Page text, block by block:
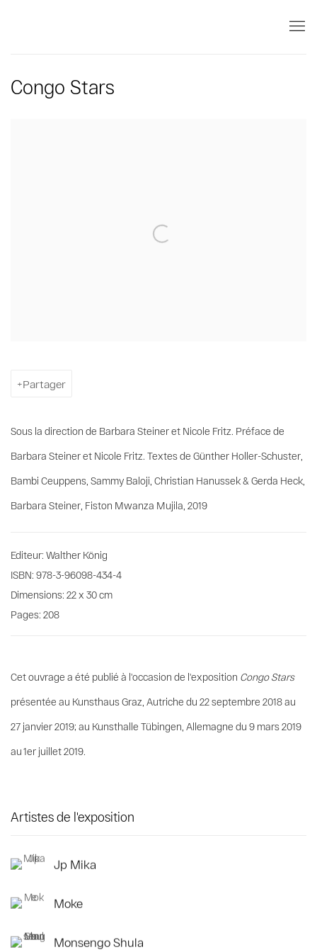
Congo Stars
Partager
Sous la direction de Barbara Steiner et Nicole Fritz. Préface de
Barbara Steiner et Nicole Fritz. Textes de Günther Holler-Schuster,
Bambi Ceuppens, Sammy Baloji, Christian Hanussek & Gerda Heck,
Barbara Steiner, Fiston Mwanza Mujila, 2019
Editeur: Walther König
ISBN: 978-3-96098-434-4
Dimensions: 22 x 30 cm
Pages: 208
Cet ouvrage a été publié à l'occasion de l'exposition Congo Stars
présentée au Kunsthaus Graz, Autriche du 22 septembre 2018 au
27 janvier 2019; au Kunsthalle Tübingen, Allemagne du 9 mars 2019
au 1er juillet 2019.
Artistes de l'exposition
Jp Mika
Moke
Monsengo Shula